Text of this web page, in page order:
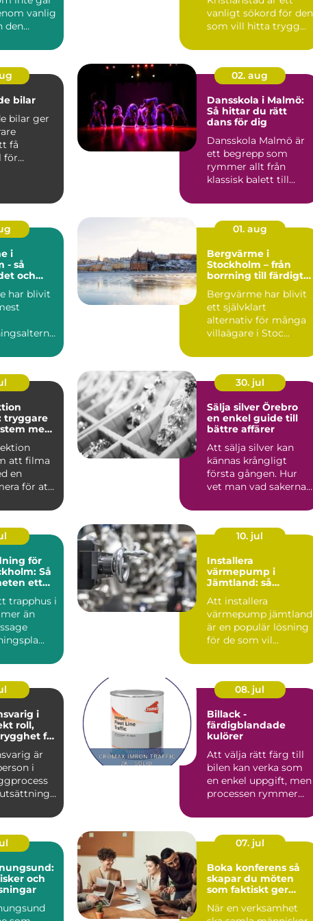
vanlig
den
vanligt sökord för den
som vill hitta trygg
bilar
bilar ger
få
för
02. aug
Dansskola i Malmö:
Så hittar du rätt
dans för dig
Dansskola Malmö är
ett begrepp som
rymmer allt från
klassisk balett till
i
- så
och
har blivit
01. aug
Bergvärme i
Stockholm – från
borrning till färdigt
Bergvärme har blivit
ett självklart
alternativ för många
villaägare i Stoc...
tryggare
med
att filma
en
för att
30. jul
Sälja silver Örebro
en enkel guide till
bättre affärer
Att sälja silver kan
kännas krångligt
första gången. Hur
vet man vad sakerna
m...
för
Så
ett
trapphus i
än
10. jul
Installera
värmepump i
Jämtland: så
Att installera
värmepump jämtland
är en populär lösning
för de som vil...
i
för
är
i
08. jul
Billack -
färdigblandade
kulörer
Att välja rätt färg till
bilen kan verka som
en enkel uppgift, men
processen rymmer
och
07. jul
Boka konferens så
skapar du möten
som faktiskt ger
När en verksamhet